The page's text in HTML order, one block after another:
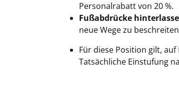
Personalrabatt von 20 %.
Fußabdrücke
neue Wege zu
Für diese Position gilt,
Tatsächliche Einstufung